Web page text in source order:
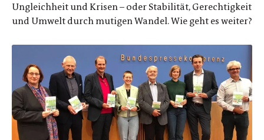
Ungleichheit und Krisen – oder Stabilität, Gerechtigkeit
und Umwelt durch mutigen Wandel. Wie geht es weiter?